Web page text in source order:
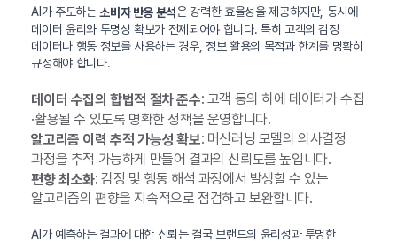
AI가 주도하는소비자 반응 분석은 강력한 효율성을 제공하지만, 동시에
데이터 윤리와 투명성 확보가 전제되어야 합니다. 특히 고객의 감정
데이터나 행동 정보를 사용하는 경우, 정보 활용의 목적과 한계를 명확히
규정해야 합니다.
데이터 수집의 합법적 절차 준수: 고객 동의 하에 데이터가 수집
·활용될 수 있도록 명확한 정책을 운영합니다.
알고리즘 이력 추적 가능성 확보: 머신러닝 모델의 의사결정
과정을 추적 가능하게 만들어 결과의 신뢰도를 높입니다.
편향 최소화: 감정 및 행동 해석 과정에서 발생할 수 있는
알고리즘의 편향을 지속적으로 점검하고 보완합니다.
AI가 예측하는 결과에 대한 신뢰는 결국 브랜드의 윤리성과 투명한